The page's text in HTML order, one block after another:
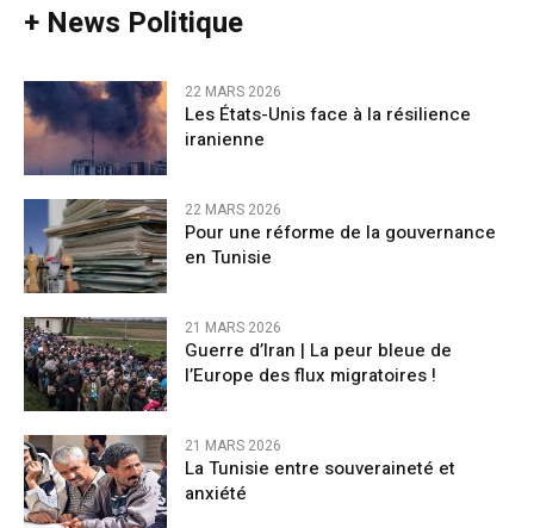
+ News Politique
22 MARS 2026
Les États-Unis face à la résilience
iranienne
22 MARS 2026
Pour une réforme de la gouvernance
en Tunisie
21 MARS 2026
Guerre d’Iran | La peur bleue de
l’Europe des flux migratoires !
21 MARS 2026
La Tunisie entre souveraineté et
anxiété